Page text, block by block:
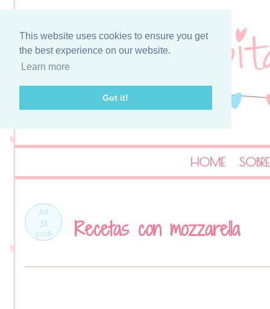
This website uses cookies to ensure you get
the best experience on our website.
Learn more
Got it!
HOME
Jul
31
2016 Recetas con mozzarella